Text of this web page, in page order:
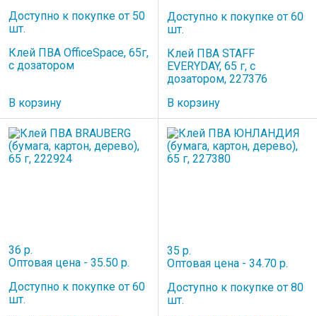
Доступно к покупке от 50
шт.
Клей ПВА OfficeSpace, 65г,
с дозатором
В корзину
Доступно к покупке от 60
шт.
Клей ПВА STAFF
EVERYDAY, 65 г, с
дозатором, 227376
В корзину
36 р.
Оптовая цена - 35.50 р.
Доступно к покупке от 60
шт.
35 р.
Оптовая цена - 34.70 р.
Доступно к покупке от 80
шт.